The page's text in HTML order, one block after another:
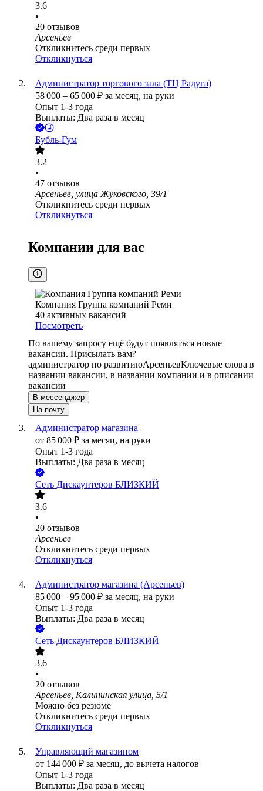
3.6
•
20 отзывов
Арсеньев
Откликнитесь среди первых
Откликнуться
Администратор торгового зала (ТЦ Радуга)
58 000 – 65 000 ₽ за месяц, на руки
Опыт 1-3 года
Выплаты: Два раза в месяц
Бубль-Гум
3.2
•
47 отзывов
Арсеньев, улица Жуковского, 39/1
Откликнитесь среди первых
Откликнуться
Компании для вас
Компания Группа компаний Реми
40 активных вакансий
Посмотреть
По вашему запросу ещё будут появляться новые
вакансии. Присылать вам?
администратор по развитиюАрсеньевКлючевые слова в
названии вакансии, в названии компании и в описании
вакансии
В мессенджер
На почту
Администратор магазина
от 85 000 ₽ за месяц, на руки
Опыт 1-3 года
Выплаты: Два раза в месяц
Сеть Дискаунтеров БЛИЗКИЙ
3.6
•
20 отзывов
Арсеньев
Откликнитесь среди первых
Откликнуться
Администратор магазина (Арсеньев)
85 000 – 95 000 ₽ за месяц, на руки
Опыт 1-3 года
Выплаты: Два раза в месяц
Сеть Дискаунтеров БЛИЗКИЙ
3.6
•
20 отзывов
Арсеньев, Калининская улица, 5/1
Можно без резюме
Откликнитесь среди первых
Откликнуться
Управляющий магазином
от 144 000 ₽ за месяц, до вычета налогов
Опыт 1-3 года
Выплаты: Два раза в месяц